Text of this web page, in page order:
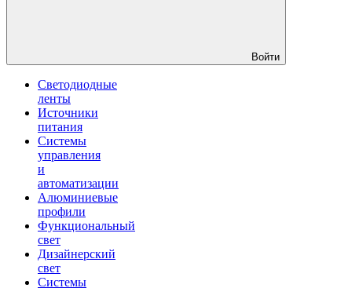
Войти
Светодиодные
ленты
Источники
питания
Системы
управления
и
автоматизации
Алюминиевые
профили
Функциональный
свет
Дизайнерский
свет
Системы